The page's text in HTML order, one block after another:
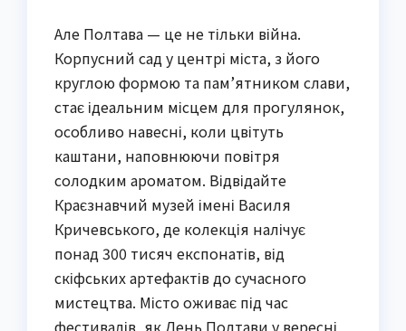
Але Полтава — це не тільки війна.
Корпусний сад у центрі міста, з його
круглою формою та пам’ятником слави,
стає ідеальним місцем для прогулянок,
особливо навесні, коли цвітуть
каштани, наповнюючи повітря
солодким ароматом. Відвідайте
Краєзнавчий музей імені Василя
Кричевського, де колекція налічує
понад 300 тисяч експонатів, від
скіфських артефактів до сучасного
мистецтва. Місто оживає під час